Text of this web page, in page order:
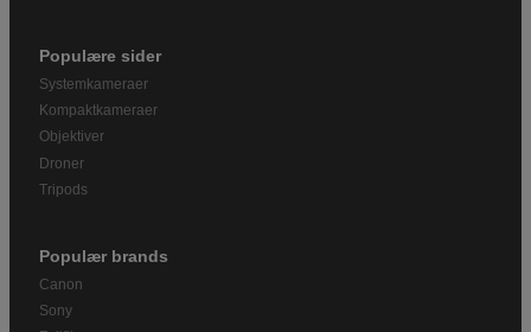
Populære sider
Systemkameraer
Kompaktkameraer
Objektiver
Droner
Tripods
Populær brands
Canon
Sony